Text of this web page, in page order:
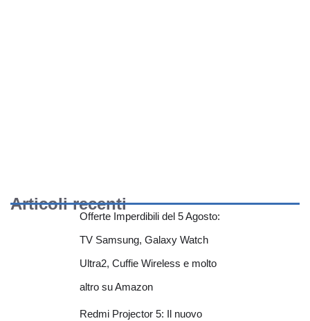
Articoli recenti
Offerte Imperdibili del 5 Agosto:
TV Samsung, Galaxy Watch
Ultra2, Cuffie Wireless e molto
altro su Amazon
Redmi Projector 5: Il nuovo